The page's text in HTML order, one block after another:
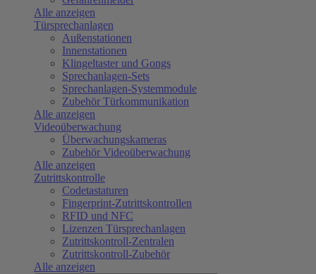
Alle anzeigen
Türsprechanlagen
Außenstationen
Innenstationen
Klingeltaster und Gongs
Sprechanlagen-Sets
Sprechanlagen-Systemmodule
Zubehör Türkommunikation
Alle anzeigen
Videoüberwachung
Überwachungskameras
Zubehör Videoüberwachung
Alle anzeigen
Zutrittskontrolle
Codetastaturen
Fingerprint-Zutrittskontrollen
RFID und NFC
Lizenzen Türsprechanlagen
Zutrittskontroll-Zentralen
Zutrittskontroll-Zubehör
Alle anzeigen